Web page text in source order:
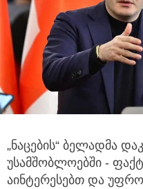
„ნაცების“ ბელადმა
უსამშობლოებში -
აინტერესებთ და უფრო